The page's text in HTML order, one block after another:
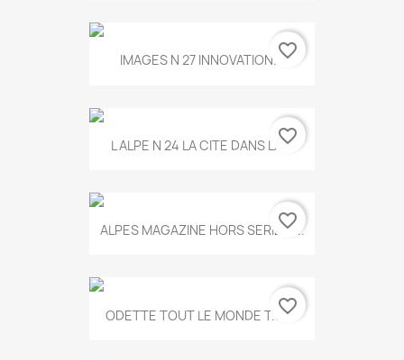
IMAGES N 27 INNOVATION...favorite_border
L ALPE N 24 LA CITE DANS LA...
favorite_border
ALPES MAGAZINE HORS SERIE N...
favorite_border
ODETTE TOUT LE MONDE T.546
favorite_border